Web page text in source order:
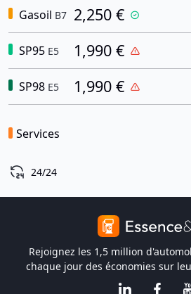
Gasoil B7 2,250 €
SP95 E5 1,990 €
SP98 E5 1,990 €
Services
24/24
Rejoignez les 1,5 million
chaque jour des économies sur